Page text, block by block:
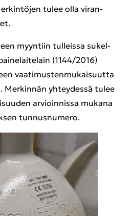
tulee olla vi­ran­
myyn­tiin tul­leis­sa su­kel­
(1144/2016)
vaa­ti­mus­ten­mu­kai­suut­ta
Mer­kin­nän yh­tey­des­sä tulee
ar­vioin­nis­sa mu­ka­na
tun­nus­nu­me­ro.